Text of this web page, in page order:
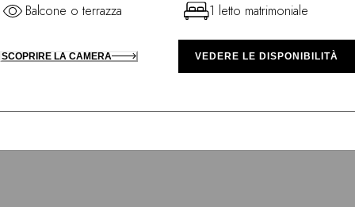
Balcone o terrazza 1 letto matrimoniale
SCOPRIRE LA CAMERA VEDERE LE DISPONIBILITÀ